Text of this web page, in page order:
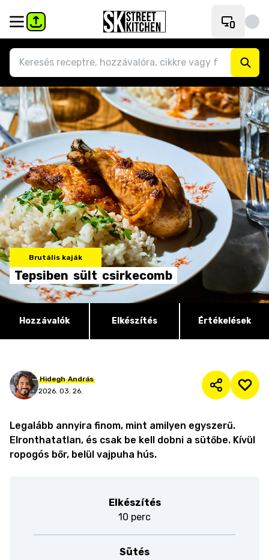
Brutális kaják
Tepsiben sült csirkecomb
Hozzávalók Elkészítés Értékelések
Hidegh András
2026. 03. 26.
Legalább annyira finom, mint amilyen egyszerű.
Elronthatatlan, és csak be kell dobni a sütőbe. Kívül
ropogós bőr, belül vajpuha hús.
Elkészítés
10 perc
Sütés